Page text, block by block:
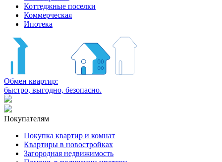
Коттеджные поселки
Коммерческая
Ипотека
Обмен квартир:
быстро, выгодно, безопасно.
Покупателям
Покупка квартир и комнат
Квартиры в новостройках
Загородная недвижимость